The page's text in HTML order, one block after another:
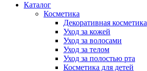
Каталог
Косметика
Декоративная косметика
Уход за кожей
Уход за волосами
Уход за телом
Уход за полостью рта
Косметика для детей